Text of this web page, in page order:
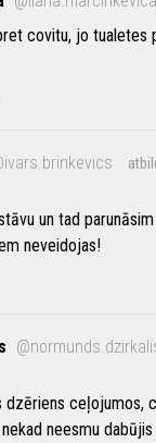
covitu, jo tualetes
un tad
neveidojas!
dzēriens ceļojumos,
neesmu